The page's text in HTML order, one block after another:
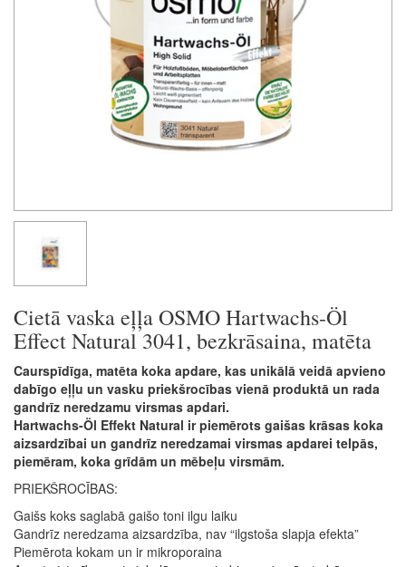
Cietā vaska eļļa OSMO Hartwachs-Öl
Effect Natural 3041, bezkrāsaina, matēta
Caurspīdīga, matēta koka apdare, kas unikālā veidā apvieno
dabīgo eļļu un vasku priekšrocības vienā produktā un rada
gandrīz neredzamu virsmas apdari.
Hartwachs-Öl Effekt Natural ir piemērots gaišas krāsas koka
aizsardzībai un gandrīz neredzamai virsmas apdarei telpās,
piemēram, koka grīdām un mēbeļu virsmām.
PRIEKŠROCĪBAS:
Gaišs koks saglabā gaišo toni ilgu laiku
Gandrīz neredzama aizsardzība, nav “ilgstoša slapja efekta”
Piemērota kokam un ir mikroporaina